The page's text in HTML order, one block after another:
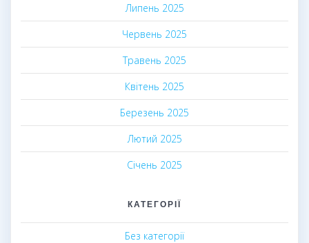
Липень 2025
Червень 2025
Травень 2025
Квітень 2025
Березень 2025
Лютий 2025
Січень 2025
КАТЕГОРІЇ
Без категорії